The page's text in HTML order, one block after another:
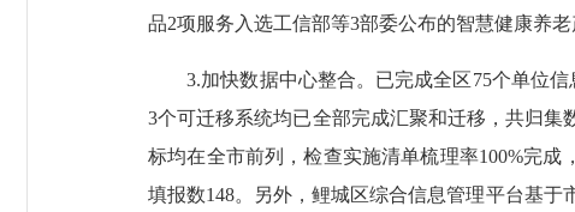
品2项服务入选工信部等3部委公布的智慧健康养
3.加快数据中心整合。已完成全区75个单位信
3个可迁移系统均已全部完成汇聚和迁移，共归集
标均在全市前列，检查实施清单梳理率100%完成
填报数148。另外，鲤城区综合信息管理平台基